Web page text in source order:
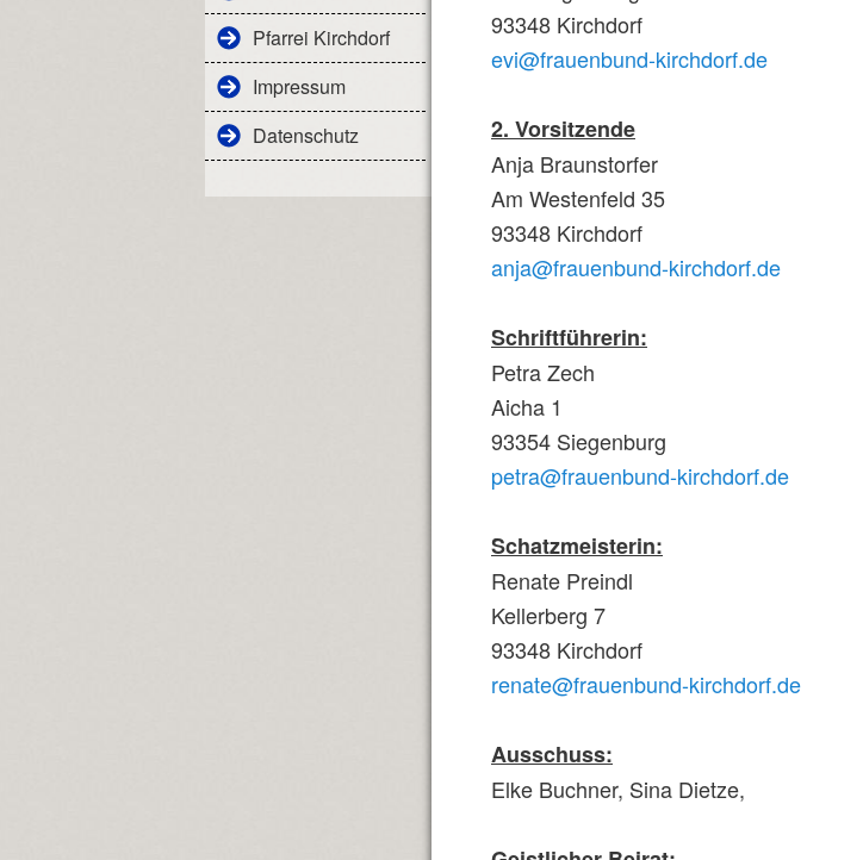
Pfarrei Kirchdorf
Impressum
Datenschutz
93348 Kirchdorf
evi@frauenbund-kirchdorf.de
2. Vorsitzende
Anja Braunstorfer
Am Westenfeld 35
93348 Kirchdorf
anja@frauenbund-kirchdorf.de
Schriftführerin:
Petra Zech
Aicha 1
93354 Siegenburg
petra@frauenbund-kirchdorf.de
Schatzmeisterin:
Renate Preindl
Kellerberg 7
93348 Kirchdorf
renate@frauenbund-kirchdorf.de
Ausschuss:
Elke Buchner, Sina Dietze,